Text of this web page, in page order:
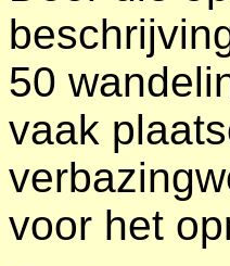
50
vaak
voor het